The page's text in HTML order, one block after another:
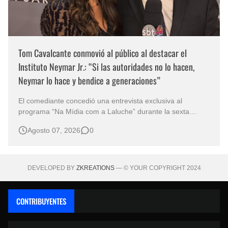
Tom Cavalcante conmovió al público al destacar el
Instituto Neymar Jr.: “Si las autoridades no lo hacen,
Neymar lo hace y bendice a generaciones”
El comediante concedió una entrevista exclusiva al
programa “Na Mídia com a Laluche” durante la sexta
eventos benéficos más importantes de Brasil. En medio del
Agosto 07, 2026 0
DEVELOPED BY ZKREATIONS— © YOUR COPYRIGHT 2024
CONTRIBUYENTES